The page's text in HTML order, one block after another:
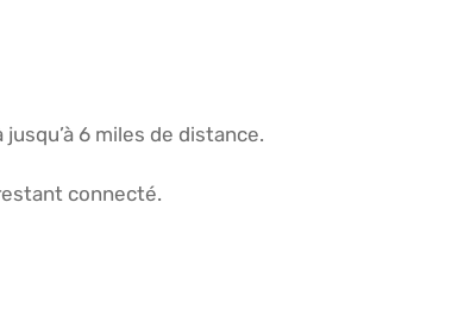
6 miles de distance.
connecté.